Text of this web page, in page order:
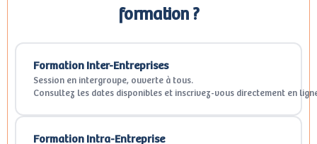
formation ?
Formation Inter-Entreprises
Session en intergroupe, ouverte à tous.
Consultez les dates disponibles et inscrivez-vous directement en
Formation Intra-Entreprise